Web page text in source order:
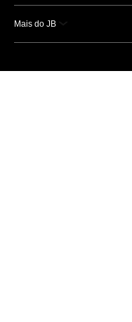
Mais do JB
Esportes